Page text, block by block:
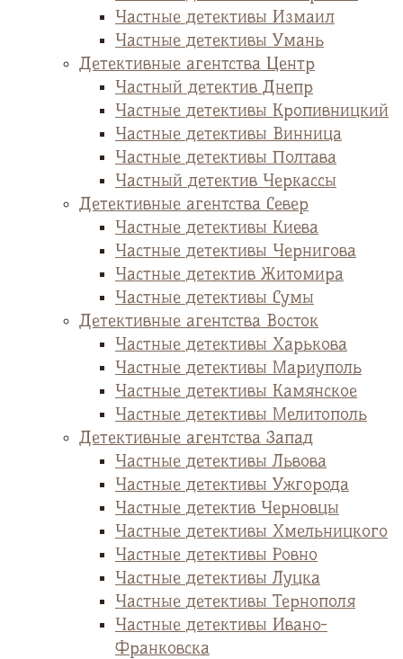
Частные детективы Измаил
Частные детективы Умань
Детективные агентства Центр
Частный детектив Днепр
Частные детективы Кропивницкий
Частные детективы Винница
Частные детективы Полтава
Частный детектив Черкассы
Детективные агентства Север
Частные детективы Киева
Частные детективы Чернигова
Частные детектив Житомира
Частные детективы Сумы
Детективные агентства Восток
Частные детективы Харькова
Частные детективы Мариуполь
Частные детективы Камянское
Частные детективы Мелитополь
Детективные агентства Запад
Частные детективы Львова
Частные детективы Ужгорода
Частные детектив Черновцы
Частные детективы Хмельницкого
Частные детективы Ровно
Частные детективы Луцка
Частные детективы Тернополя
Частные детективы Ивано-
Франковска